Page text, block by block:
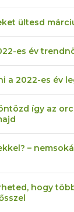
ültesd
es év
a 2022-es év
így az
–
hogy